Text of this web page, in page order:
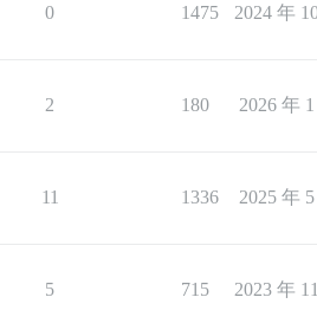
0 1475 2024 年
2 180 2026 年
11 1336 2025 年
5 715 2023 年